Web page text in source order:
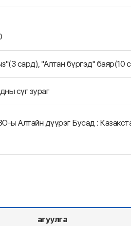
сард), "Алтан бүргэд" баяр(10
сүг зураг
ы Алтайн дүүрэг Бусад :
агуулга